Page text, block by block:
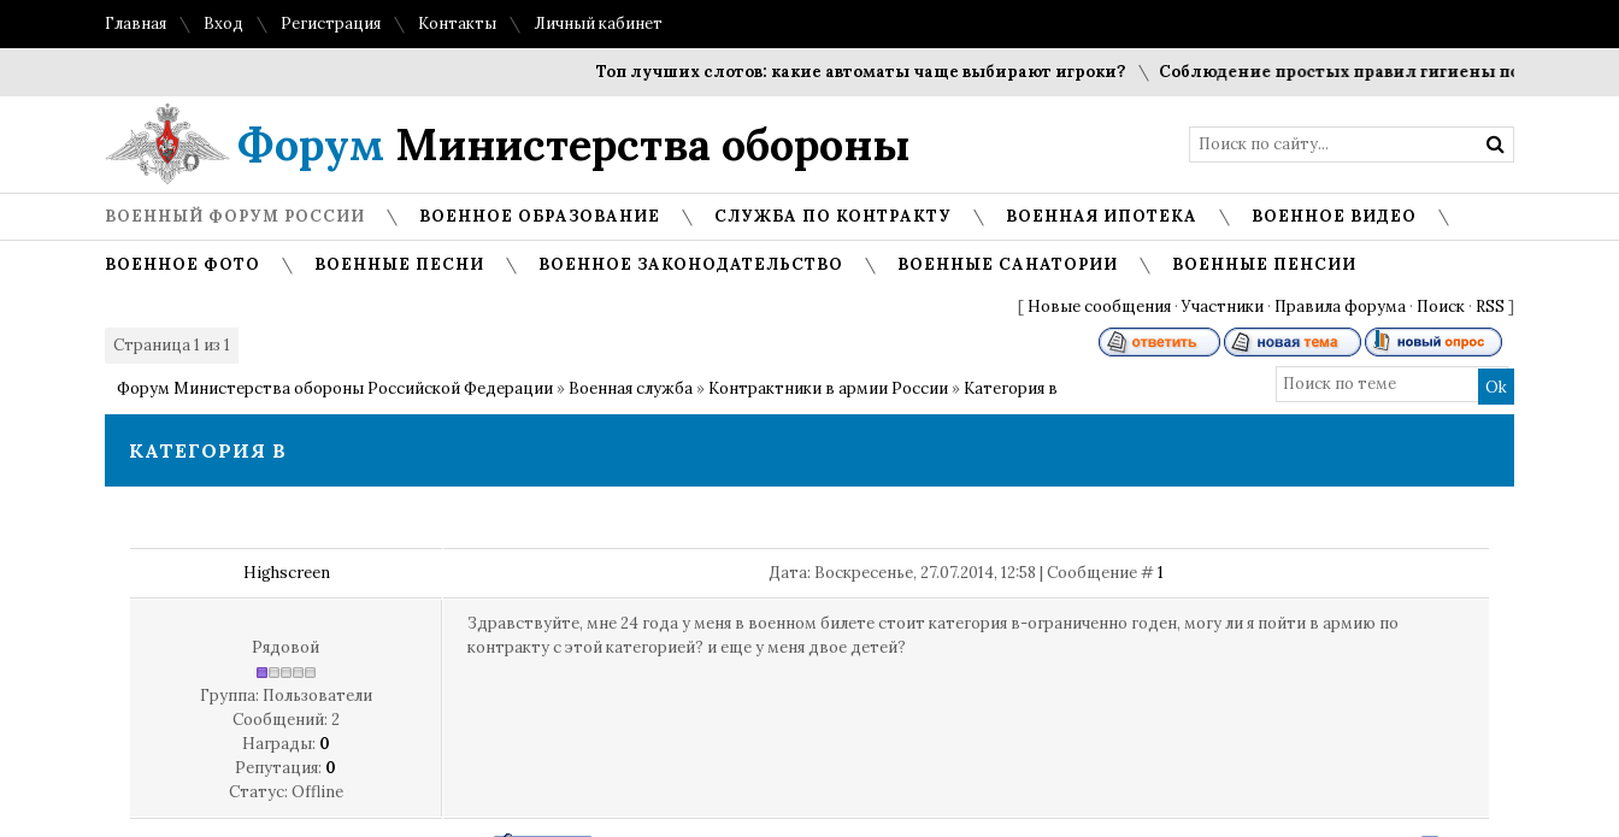
Главная Вход Регистрация Контакты Личный кабинет
Топ лучших слотов: какие автоматы чаще выбирают игроки? Соблюдение простых правил гигиены помогает
Форум Министерства обороны
ВОЕННЫЙ ФОРУМ РОССИИ ВОЕННОЕ ОБРАЗОВАНИЕ СЛУЖБА ПО КОНТРАКТУ ВОЕННАЯ ИПОТЕКА ВОЕННОЕ ВИДЕО
ВОЕННОЕ ФОТО ВОЕННЫЕ ПЕСНИ ВОЕННОЕ ЗАКОНОДАТЕЛЬСТВО ВОЕННЫЕ САНАТОРИИ ВОЕННЫЕ ПЕНСИИ
[ Новые сообщения ·Участники · Правила форума · Поиск · RSS ]
Страница1 из 1
Форум Министерства обороны Российской Федерации » Военная служба » Контрактники в армии России » Категория в
КАТЕГОРИЯ В
Highscreen Дата: Воскресенье, 27.07.2014, 12:58 | Сообщение #1
Рядовой
Группа: Пользователи
Сообщений: 2
Награды: 0
Репутация: 0
Статус: Offline
Здравствуйте, мне 24 года у меня в военном билете стоит категория в-ограниченно годен, могу ли я пойти в армию по
контракту с этой категорией? и еще у меня двое детей?